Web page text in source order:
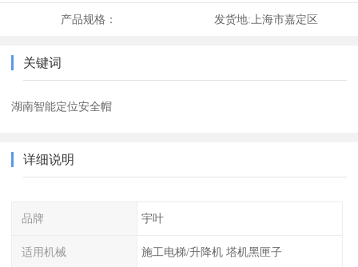
产品规格： 发货地:上海市嘉定区
关键词
湖南智能定位安全帽
详细说明
品牌 宇叶
适用机械 施工电梯/升降机 塔机黑匣子